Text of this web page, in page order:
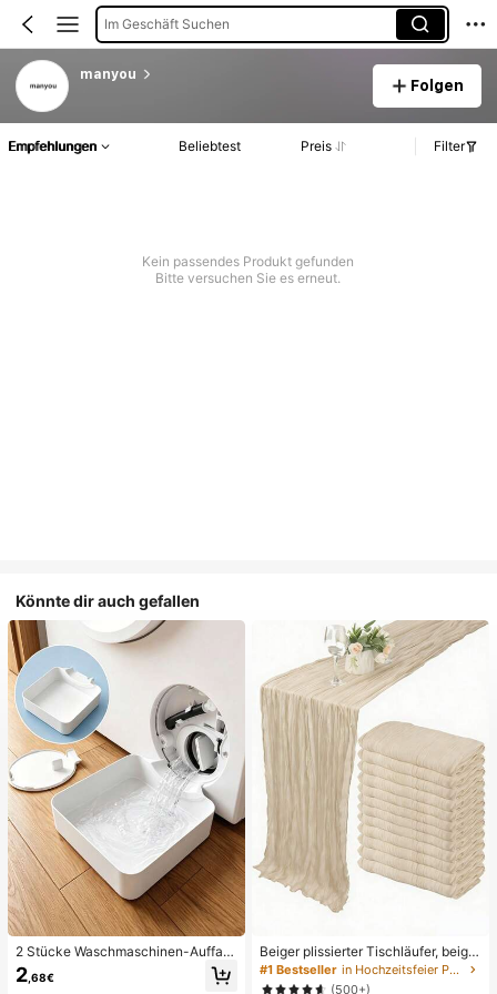
Im Geschäft Suchen
manyou
Folgen
Empfehlungen Beliebtest Preis Filter
Kein passendes Produkt gefunden
Bitte versuchen Sie es erneut.
Könnte dir auch gefallen
2 Stücke Waschmaschinen-Auffan
gwanne Tropfschale, wasserdichte
Bodenschutzmatte für Waschraum,
2 ,68€
Beiger plissierter Tischläufer, beige
Tischdecke, Geburtstagsfeier-Zub
ehör, Geburtstagsdekoration, hellbr
#1 Bestseller
in Hochzeitsfeier Party-Tischdecke
(500+)